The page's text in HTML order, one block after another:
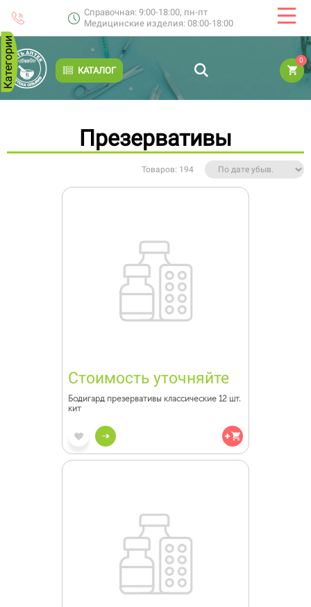
Справочная: 9:00-18:00, пн-пт
Медицинские изделия: 08:00-18:00
КАТАЛОГ
0
Категории
Презервативы
Товаров: 194
Стоимость уточняйте
Бодигард презервативы классические 12 шт.
кит